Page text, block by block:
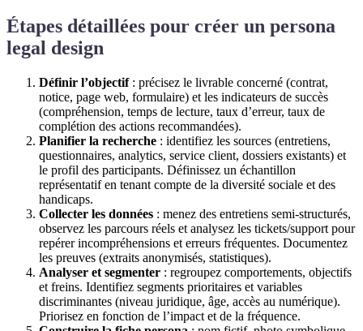
Étapes détaillées pour créer un persona
legal design
Définir l’objectif: précisez le livrable concerné (contrat,
notice, page web, formulaire) et les indicateurs de succès
(compréhension, temps de lecture, taux d’erreur, taux de
complétion des actions recommandées).
Planifier la recherche : identifiez les sources (entretiens,
questionnaires, analytics, service client, dossiers existants) et
le profil des participants. Définissez un échantillon
représentatif en tenant compte de la diversité sociale et des
handicaps.
Collecter les données : menez des entretiens semi-structurés,
observez les parcours réels et analysez les tickets/support pour
repérer incompréhensions et erreurs fréquentes. Documentez
les preuves (extraits anonymisés, statistiques).
Analyser et segmenter : regroupez comportements, objectifs
et freins. Identifiez segments prioritaires et variables
discriminantes (niveau juridique, âge, accès au numérique).
Priorisez en fonction de l’impact et de la fréquence.